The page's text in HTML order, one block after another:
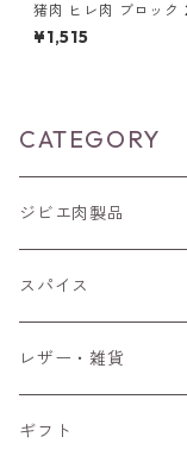
猪肉 ヒレ肉 ブロック
¥1,515
CATEGORY
ジビエ肉製品
猪肉
ブロック肉
鹿肉
ブロック肉
スパイス
レザー・雑貨
ギフト